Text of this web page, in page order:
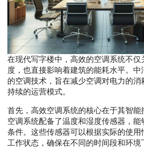
在现代写字楼中，高效的空调系统不仅
度，也直接影响着建筑的能耗水平。
的空调技术，旨在减少空调对电力的
持续的运营模式。
首先，高效空调系统的核心在于其智能
空调系统配备了温度和湿度传感器，能
条件。这些传感器可以根据实际的使用
工作状态，确保在不同的时间段和环